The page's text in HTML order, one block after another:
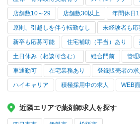
店舗数10～29 店舗数30以上 年間休日
原則、引越しを伴う転勤なし 未経験者も応
新卒も応募可能 住宅補助（手当）あり
土日休み（相談可含む） 総合門前 管
車通勤可 在宅業務あり 登録販売者の求
ハイキャリア 積極採用中の求人 WEB
近隣エリアで薬剤師求人を探す